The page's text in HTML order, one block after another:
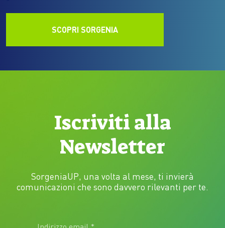
SCOPRI SORGENIA
Iscriviti alla
Newsletter
SorgeniaUP, una volta al mese, ti invierà
comunicazioni che sono davvero rilevanti per te.